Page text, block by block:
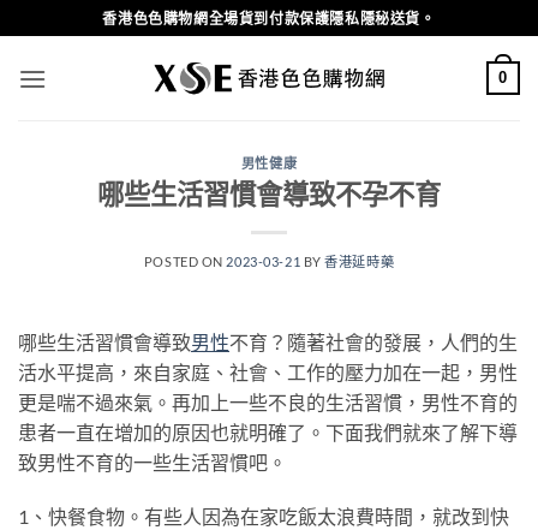
to
content
香港色色購物網全場貨到付款保護隱私隱秘送貨。
0
男性健康
哪些生活習慣會導致不孕不育
POSTED ON 2023-03-21 BY香港延時藥
哪些生活習慣會導致男性不育？隨著社會的發展，人們的生
活水平提高，來自家庭、社會、工作的壓力加在一起，男性
更是喘不過來氣。再加上一些不良的生活習慣，男性不育的
患者一直在增加的原因也就明確了。下面我們就來了解下導
致男性不育的一些生活習慣吧。
1、快餐食物。有些人因為在家吃飯太浪費時間，就改到快